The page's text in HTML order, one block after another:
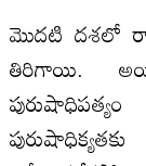
మొదటి దశలో
తిరిగాయి.